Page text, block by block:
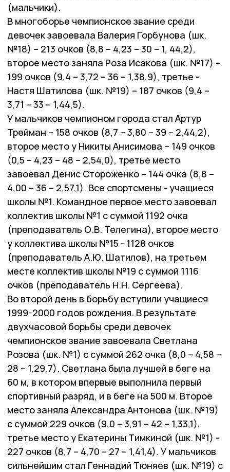
(мальчики).
В многоборье чемпионское звание среди
девочек завоевала Валерия Горбунова (шк.
№18) – 213 очков (8,8 – 4,23 – 30 – 1, 44,2),
второе место заняла Роза Исакова (шк. №17) –
199 очков (9,4 – 3,72 – 36 – 1,38,9), третье -
Настя Шатилова (шк. №19) – 187 очков (9,4 –
3,71 – 33 – 1,44,5).
У мальчиков чемпионом города стал Артур
Трейман – 158 очков (8,7 – 3,80 – 39 – 2,44,2),
второе место у Никиты Анисимова – 149 очков
(0,5 – 4,23 – 48 – 2,54,0), третье место
завоевал Денис Стороженко – 144 очка (8,8 –
4,00 – 36 – 2,57,1). Все спортсмены - учащиеся
школы №1. Командное первое место завоевал
коллектив школы №1 с суммой 1192 очка
(преподаватель О.В. Телегина), второе место
у коллектива школы №15 - 1128 очков
(преподаватель А.Ю. Шатилов), на третьем
месте коллектив школы №19 с суммой 1116
очков (преподаватель Н.Н. Сергеева).
Во второй день в борьбу вступили учащиеся
1999-2000 годов рождения. В результате
двухчасовой борьбы среди девочек
чемпионское звание завоевала Светлана
Розова (шк. №1) с суммой 262 очка (8,0 – 4,58 –
28 – 1,29,7). Светлана была лучшей в беге на
60 м, в котором впервые выполнила первый
спортивный разряд, и в беге на 500 м. Второе
место заняла Александра Антонова (шк. №19)
с суммой 229 очков (9,0 – 3,91 – 42 – 1,33,1),
третье место у Екатерины Тимкиной (шк. №1) -
227 очков (8,7 – 4,70 – 27 – 1,41,4). У мальчиков
сильнейшим стал Геннадий Тюняев (шк. №19) с